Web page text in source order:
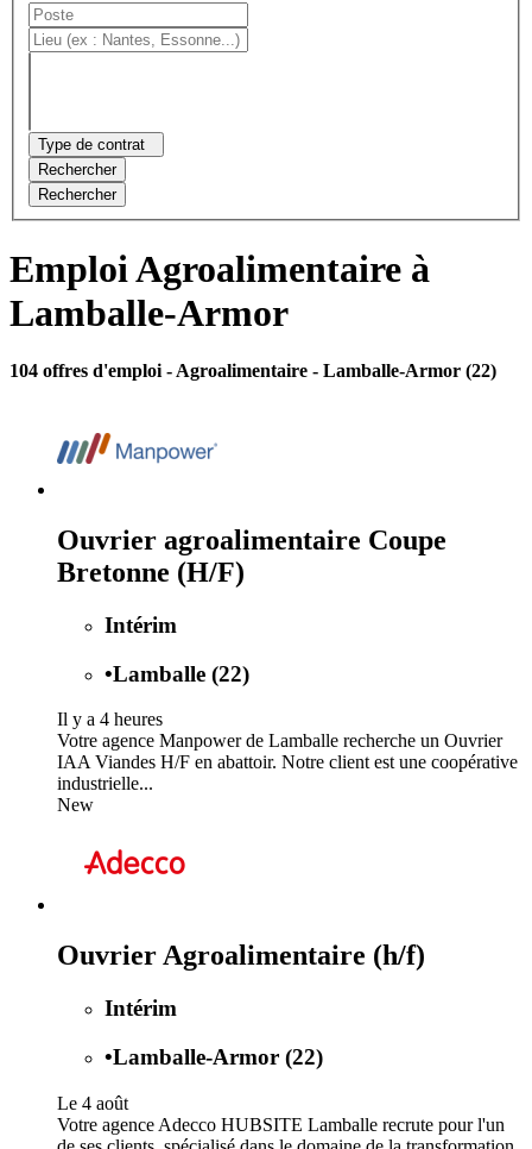
Type de contrat
Rechercher
Rechercher
Emploi Agroalimentaire à
Lamballe-Armor
104 offres d'emploi - Agroalimentaire - Lamballe-Armor (22)
Ouvrier agroalimentaire Coupe
Bretonne (H/F)
Intérim
•Lamballe (22)
Il y a 4 heures
Votre agence Manpower de Lamballe recherche un Ouvrier
IAA Viandes H/F en abattoir. Notre client est une coopérative
industrielle...
New
Ouvrier Agroalimentaire (h/f)
Intérim
•Lamballe-Armor (22)
Le 4 août
Votre agence Adecco HUBSITE Lamballe recrute pour l'un